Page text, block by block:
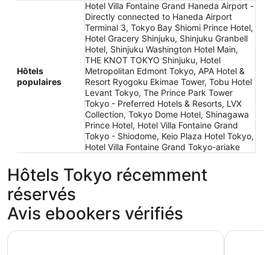
Hôtels
populaires
Hotel Villa Fontaine Grand Haneda Airport -
Directly connected to Haneda Airport
Terminal 3, Tokyo Bay Shiomi Prince Hotel,
Hotel Gracery Shinjuku, Shinjuku Granbell
Hotel, Shinjuku Washington Hotel Main,
THE KNOT TOKYO Shinjuku, Hotel
Metropolitan Edmont Tokyo, APA Hotel &
Resort Ryogoku Ekimae Tower, Tobu Hotel
Levant Tokyo, The Prince Park Tower
Tokyo - Preferred Hotels & Resorts, LVX
Collection, Tokyo Dome Hotel, Shinagawa
Prince Hotel, Hotel Villa Fontaine Grand
Tokyo - Shiodome, Keio Plaza Hotel Tokyo,
Hotel Villa Fontaine Grand Tokyo-ariake
Hôtels Tokyo récemment
réservés
Avis ebookers vérifiés
Hotel Gracery Shinjuku THE